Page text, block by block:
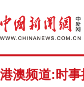
港澳频道:时事